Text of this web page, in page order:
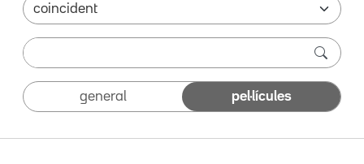
general pel·lícules